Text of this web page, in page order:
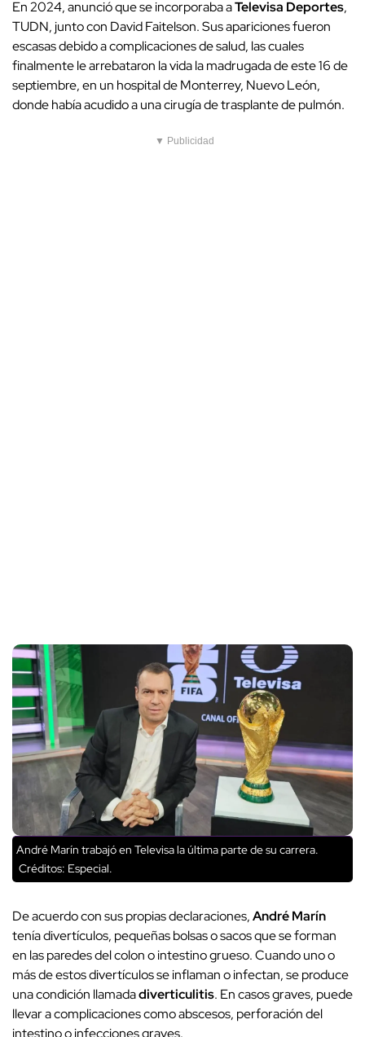
En 2024, anunció que se incorporaba aTelevisa Deportes,
TUDN, junto con David Faitelson. Sus apariciones fueron
escasas debido a complicaciones de salud, las cuales
finalmente le arrebataron la vida la madrugada de este 16 de
septiembre, en un hospital de Monterrey, Nuevo León,
donde había acudido a una cirugía de trasplante de pulmón.
▼ Publicidad
André Marín trabajó en Televisa la última parte de su carrera.
Créditos: Especial.
De acuerdo con sus propias declaraciones,André Marín
tenía divertículos, pequeñas bolsas o sacos que se forman
en las paredes del colon o intestino grueso. Cuando uno o
más de estos divertículos se inflaman o infectan, se produce
una condición llamadadiverticulitis. En casos graves, puede
llevar a complicaciones como abscesos, perforación del